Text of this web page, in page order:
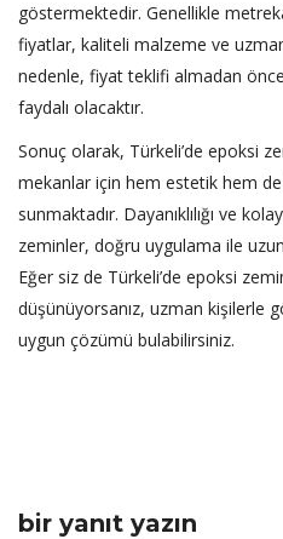
göstermektedir. Genellikle
fiyatlar, kaliteli malzeme ve
nedenle, fiyat teklifi almadan
faydalı olacaktır.
Sonuç olarak, Türkeli’de epoksi
mekanlar için hem estetik hem
sunmaktadır. Dayanıklılığı ve
zeminler, doğru uygulama ile
Eğer siz de Türkeli’de epoksi
düşünüyorsanız, uzman kişilerle
uygun çözümü bulabilirsiniz.
bir yanıt yazın